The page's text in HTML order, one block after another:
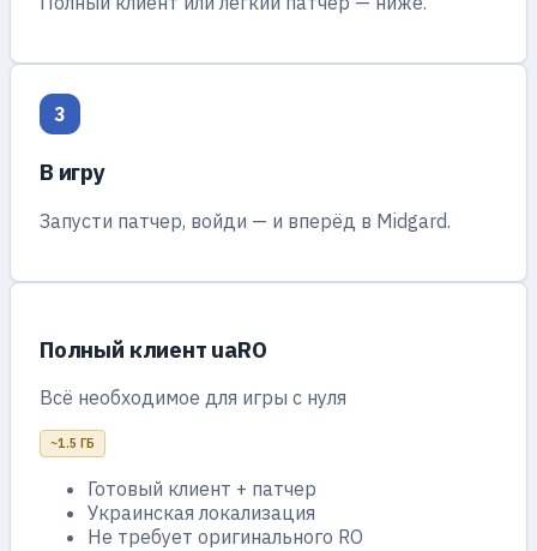
3
В игру
Запусти патчер, войди — и вперёд в Midgard.
Полный клиент uaRO
Всё необходимое для игры с нуля
~1.5 ГБ
Готовый клиент + патчер
Украинская локализация
Не требует оригинального RO